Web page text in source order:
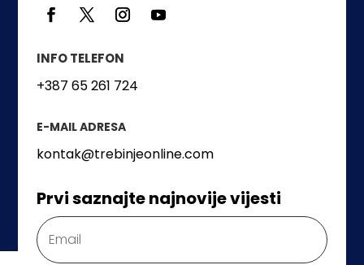
INFO TELEFON
+387 65 261 724
E-MAIL ADRESA
kontak@trebinjeonline.com
Prvi saznajte najnovije vijesti